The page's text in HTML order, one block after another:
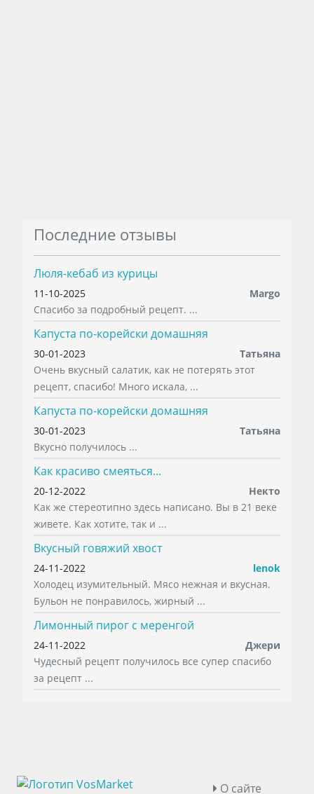
Последние отзывы
Люля-кебаб из курицы
11-10-2025
Margo
Спасибо за подробный рецепт. ...
Капуста по-корейски домашняя
30-01-2023
Татьяна
Очень вкусный салатик, как не потерять этот
рецепт, спасибо! Много искала, ...
Капуста по-корейски домашняя
30-01-2023
Татьяна
Вкусно получилось ...
Как красиво смеяться...
20-12-2022
Некто
Как же стереотипно здесь написано. Вы в 21 веке
живете. Как хотите, так и ...
Вкусный говяжий хвост
24-11-2022
lenok
Холодец изумительный. Мясо нежная и вкусная.
Бульон не понравилось, жирный ...
Лимонный пирог с меренгой
24-11-2022
Джери
Чудесный рецепт получилось все супер спасибо
за рецепт ...
О сайте